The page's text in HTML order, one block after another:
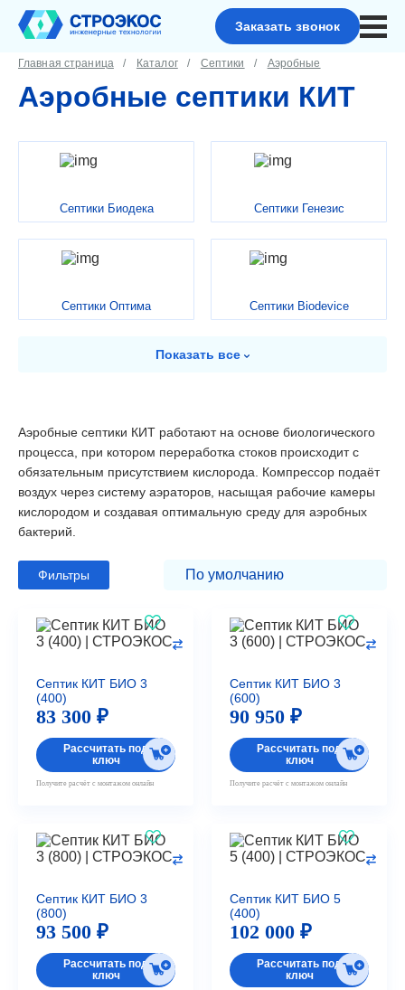
Заказать звонок
Главная страница Каталог Септики Аэробные
Аэробные cептики КИТ
Септики Биодека Септики Генезис
Септики Оптима Септики Biodevice
Показать все
Аэробные септики КИТ работают на основе биологического
процесса, при котором переработка стоков происходит с
обязательным присутствием кислорода. Компрессор подаёт
воздух через систему аэраторов, насыщая рабочие камеры
кислородом и создавая оптимальную среду для аэробных
бактерий.
Фильтры
Септик КИТ БИО 3
(400)
83 300 ₽
Рассчитать под
ключ
Получите расчёт с монтажом онлайн
Септик КИТ БИО 3
(600)
90 950 ₽
Рассчитать под
ключ
Получите расчёт с монтажом онлайн
Септик КИТ БИО 3
(800)
93 500 ₽
Рассчитать под
ключ
Септик КИТ БИО 5
(400)
102 000 ₽
Рассчитать под
ключ